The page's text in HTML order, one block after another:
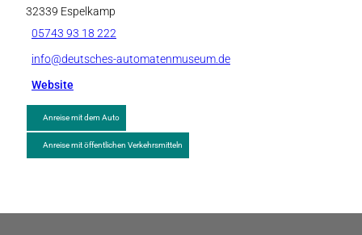
32339 Espelkamp
05743 93 18 222
info@deutsches-automatenmuseum.de
Website
Anreise mit dem Auto
Anreise mit öffentlichen Verkehrsmitteln